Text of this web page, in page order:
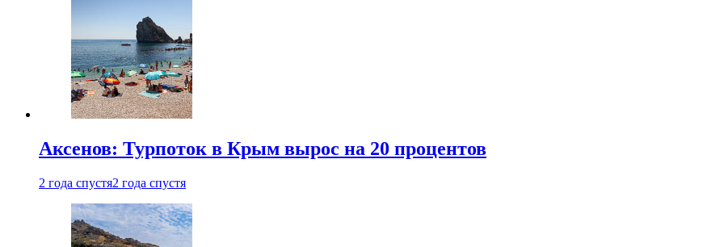
Аксенов: Турпоток в Крым вырос на 20 процентов
2 года спустя2 года спустя